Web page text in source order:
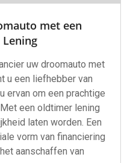
met een
uw droomauto met
u een liefhebber van
ervan om een prachtige
een oldtimer lening
laten worden. Een
vorm van financiering
aanschaffen van